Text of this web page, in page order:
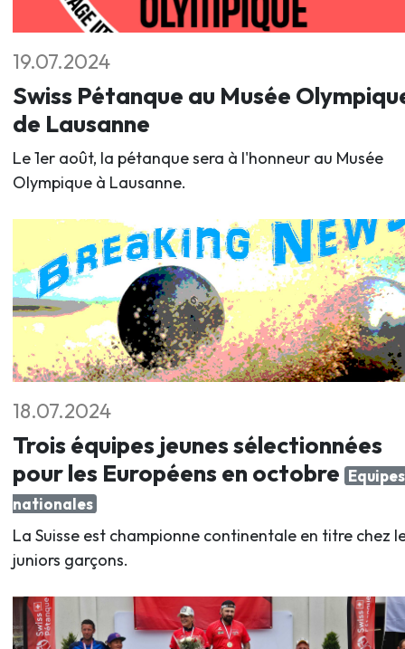
19.07.2024
Swiss Pétanque au Musée
de Lausanne
Le 1er août, la pétanque sera à l'honneur au Musée
Olympique à Lausanne.
18.07.2024
Trois équipes jeunes sélectionnées
pour les Européens en octobre Equipes
nationales
La Suisse est championne continentale en titre chez
juniors garçons.